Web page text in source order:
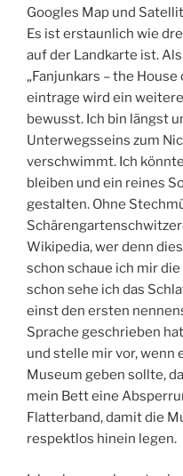
Googles Map und
Es ist erstaunlich wie
auf der Landkarte ist.
„Fanjunkars – the
eintrage wird ein
bewusst. Ich bin längst
Unterwegsseins zum
verschwimmt. Ich
bleiben und ein reines
gestalten. Ohne
Wikipedia, wer denn
schon schaue ich mir
schon sehe ich das
einst den ersten
Sprache geschrieben
und stelle mir vor, wenn
Museum geben sollte,
mein Bett eine
Flatterband, damit die
respektlos hinein legen.